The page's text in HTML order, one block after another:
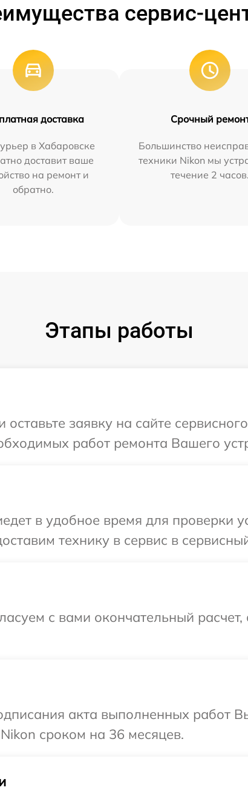
сервис-
доставка
в Хабаровске
доставит ваше
на ремонт и
обратно.
Срочный
Большинство
техники Nikon мы
течение 2 часов.
Этапы работы
заявку на сайте
работ ремонта Вашего
в удобное время для проверки
технику в сервис в
с вами окончательный
акта выполненных работ
сроком на 36 месяцев.